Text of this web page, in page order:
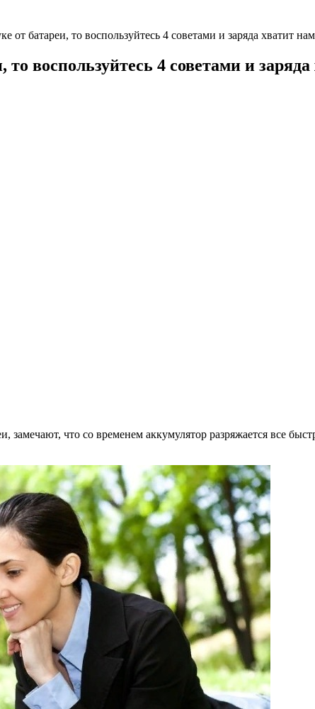
от батареи, то воспользуйтесь 4 советами и заряда хватит
то воспользуйтесь 4 советами и
замечают, что со временем аккумулятор разряжается все